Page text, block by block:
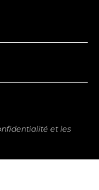
et les